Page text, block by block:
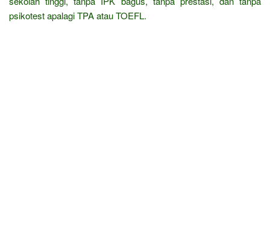
psikotest apalagi TPA atau TOEFL.